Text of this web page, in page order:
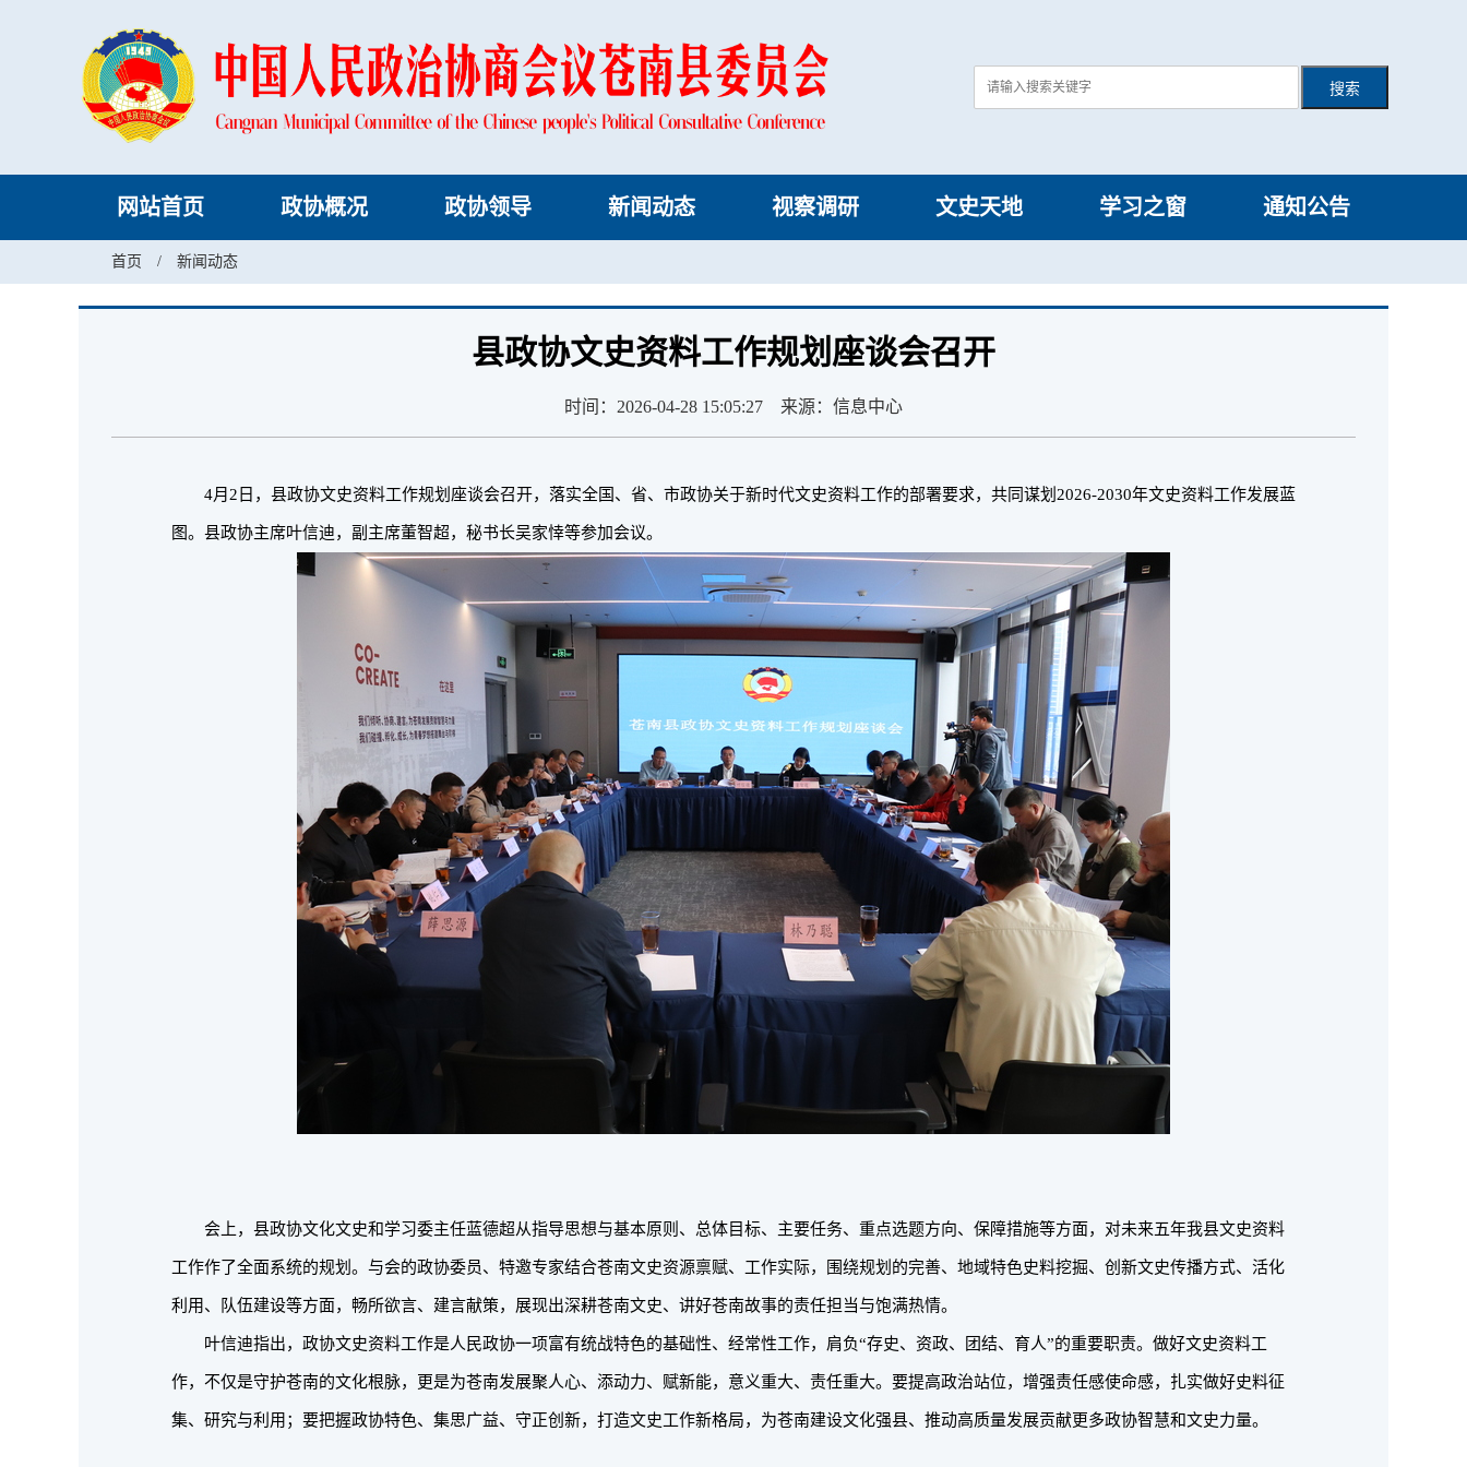
网站首页 政协概况 政协领导 新闻动态 视察调研 文史天地 学习之窗 通知公告
首页 / 新闻动态
县政协文史资料工作规划座谈会召开
时间：2026-04-28 15:05:27 来源：信息中心
4月2日，县政协文史资料工作规划座谈会召开，落实全国、省、市政协关于新时代文史资料工作的部署要求，共同谋划2026-2030年文史资料工作发展蓝
图。县政协主席叶信迪，副主席董智超，秘书长吴家悻等参加会议。
会上，县政协文化文史和学习委主任蓝德超从指导思想与基本原则、总体目标、主要任务、重点选题方向、保障措施等方面，对未来五年我县文史资料
工作作了全面系统的规划。与会的政协委员、特邀专家结合苍南文史资源禀赋、工作实际，围绕规划的完善、地域特色史料挖掘、创新文史传播方式、活化
利用、队伍建设等方面，畅所欲言、建言献策，展现出深耕苍南文史、讲好苍南故事的责任担当与饱满热情。
叶信迪指出，政协文史资料工作是人民政协一项富有统战特色的基础性、经常性工作，肩负“存史、资政、团结、育人”的重要职责。做好文史资料工
作，不仅是守护苍南的文化根脉，更是为苍南发展聚人心、添动力、赋新能，意义重大、责任重大。要提高政治站位，增强责任感使命感，扎实做好史料征
集、研究与利用；要把握政协特色、集思广益、守正创新，打造文史工作新格局，为苍南建设文化强县、推动高质量发展贡献更多政协智慧和文史力量。